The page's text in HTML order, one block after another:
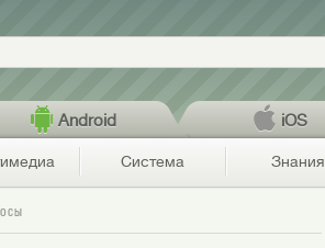
Android iOS
Система Знания